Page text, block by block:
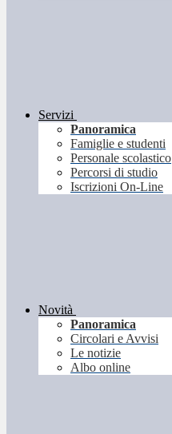
Servizi
Panoramica
Famiglie e studenti
Personale scolastico
Percorsi di studio
Iscrizioni On-Line
Novità
Panoramica
Circolari e Avvisi
Le notizie
Albo online